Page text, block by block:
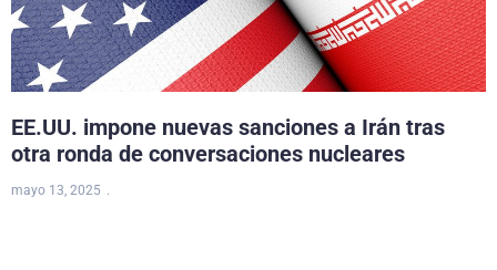
EE.UU. impone nuevas sanciones a Irán tras
otra ronda de conversaciones nucleares
mayo 13, 2025